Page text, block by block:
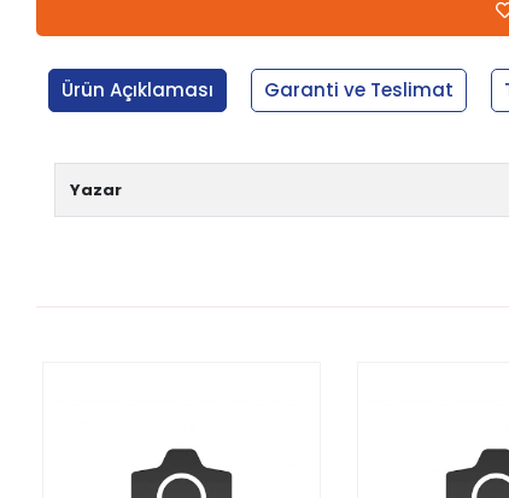
Ürün Açıklaması Garanti ve Teslimat
Yazar